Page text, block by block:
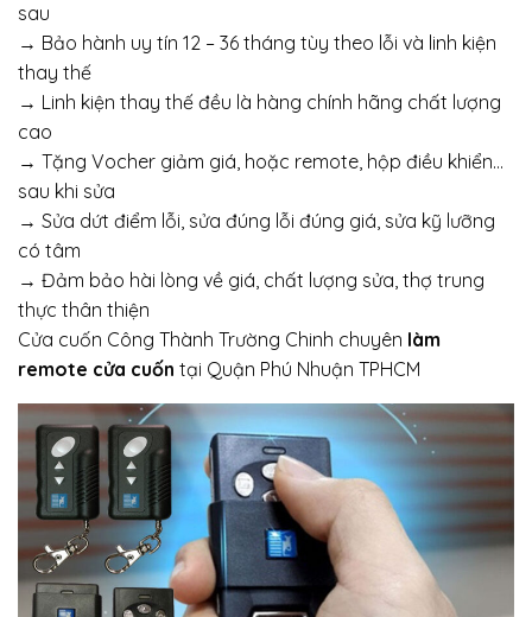
sau
→ Bảo hành uy tín 12 – 36 tháng tùy theo lỗi và linh kiện
thay thế
→ Linh kiện thay thế đều là hàng chính hãng chất lượng
cao
→ Tặng Vocher giảm giá, hoặc remote, hộp điều khiển…
sau khi sửa
→ Sửa dứt điểm lỗi, sửa đúng lỗi đúng giá, sửa kỹ lưỡng
có tâm
→ Đảm bảo hài lòng về giá, chất lượng sửa, thợ trung
thực thân thiện
Cửa cuốn Công Thành Trường Chinh chuyên làm
remote cửa cuốn tại Quận Phú Nhuận TPHCM